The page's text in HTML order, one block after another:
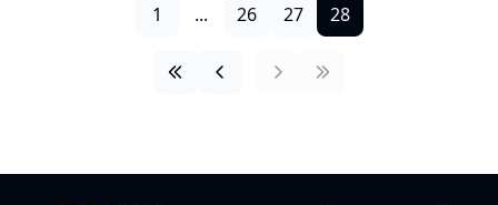
1 ... 26 27 28